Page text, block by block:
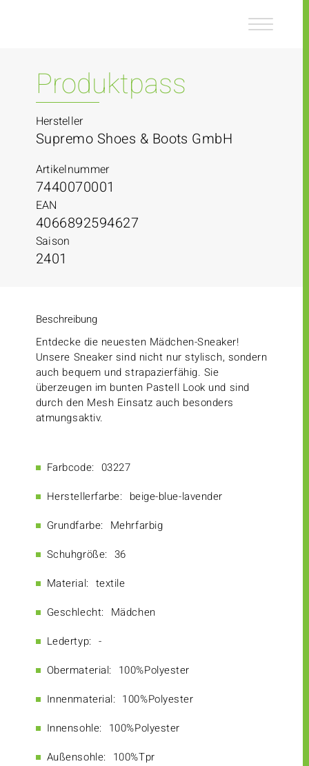
Produktpass
Hersteller
Supremo Shoes & Boots GmbH
Artikelnummer
7440070001
EAN
4066892594627
Saison
2401
Beschreibung
Entdecke die neuesten Mädchen-Sneaker!
Unsere Sneaker sind nicht nur stylisch, sondern
auch bequem und strapazierfähig. Sie
überzeugen im bunten Pastell Look und sind
durch den Mesh Einsatz auch besonders
atmungsaktiv.
Farbcode: 03227
Herstellerfarbe: beige-blue-lavender
Grundfarbe: Mehrfarbig
Schuhgröße: 36
Material: textile
Geschlecht: Mädchen
Ledertyp: -
Obermaterial: 100%Polyester
Innenmaterial: 100%Polyester
Innensohle: 100%Polyester
Außensohle: 100%Tpr